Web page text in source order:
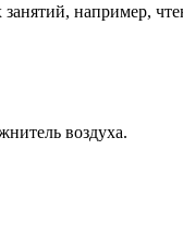
например,
воздуха.